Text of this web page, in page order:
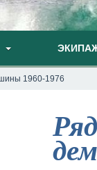
1960-1976